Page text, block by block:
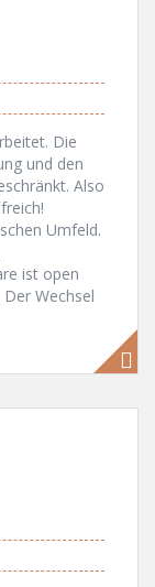
Die
und den
Also
Umfeld.
ist open
Wechsel